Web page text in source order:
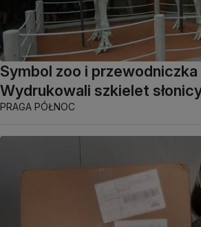
Symbol zoo i
Wydrukowali szkielet
PRAGA PÓŁNOC